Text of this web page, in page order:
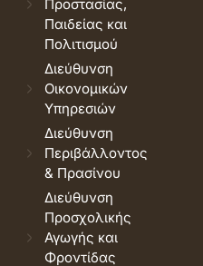
Προστασίας,
Παιδείας και
Πολιτισμού
Διεύθυνση
Οικονομικών
Υπηρεσιών
Διεύθυνση
Περιβάλλοντος
& Πρασίνου
Διεύθυνση
Προσχολικής
Αγωγής και
Φροντίδας